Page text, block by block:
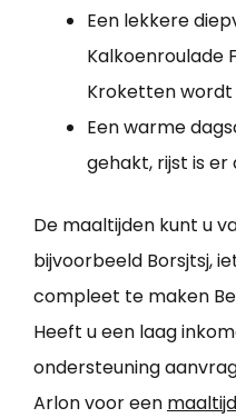
Een lekkere
Kalkoenroulade
Kroketten wordt
Een warme
gehakt, rijst is er
De maaltijden kunt u
bijvoorbeeld Borsjtsj,
compleet te maken
Heeft u een laag
ondersteuning
Arlon voor een